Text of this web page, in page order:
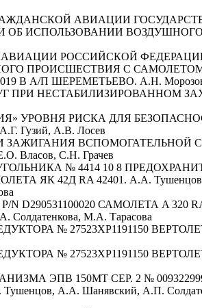
АВИАЦИИ
ИСПОЛЬЗОВАНИИ
РОССИЙСКОЙ
ПРОИСШЕСТВИЯ С САМОЛЕТОМ
В А/П ШЕРЕМЕТЬЕВО. А.Н.
ПРИ НЕСТАБИЛИЗИРОВАННОМ
УРОВНЯ РИСКА ДЛЯ
Гузий, А.В. Лосев
ВСПОМОГАТЕЛЬНОЙ
Власов, С.Н. Грачев
№ 4414 10 8
ЯК 42Д RA 42401. А.А. Тушенцов,
САМОЛЕТА A 320
Солдатенкова, М.А. Тарасова
№ 27523ХР1191150
№ 27523ХР1191150
ЭПВ 150МТ СЕР. 2 №
А.А. Шанявский, А.П.